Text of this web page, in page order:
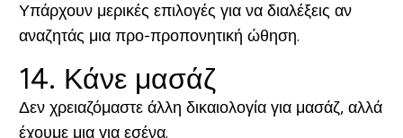
Υπάρχουν μερικές επιλογές για να διαλέξεις αν
αναζητάς μια προ-προπονητική ώθηση.
14. Κάνε μασάζ
Δεν χρειαζόμαστε άλλη δικαιολογία για μασάζ, αλλά
έχουμε μια για εσένα.